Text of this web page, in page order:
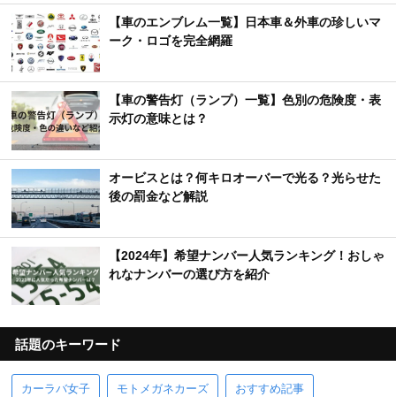
【車のエンブレム一覧】日本車＆外車の珍しいマ
ーク・ロゴを完全網羅
【車の警告灯（ランプ）一覧】色別の危険度・表
示灯の意味とは？
オービスとは？何キロオーバーで光る？光らせた
後の罰金など解説
【2024年】希望ナンバー人気ランキング！おしゃ
れなナンバーの選び方を紹介
話題のキーワード
カーラバ女子 モトメガネカーズ おすすめ記事